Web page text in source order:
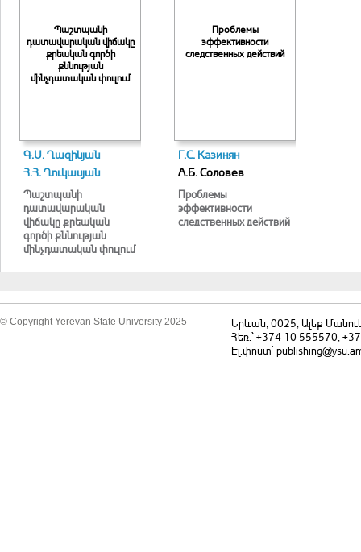
Պաշտպանի
դատավարական վիճակը
քրեական գործի
քննության
մինչդատական փուլում
Գ.Ս. Ղազինյան
Հ.Հ. Ղուկասյան
Պաշտպանի
դատավարական
վիճակը քրեական
գործի քննության
մինչդատական փուլում
Проблемы
эффективности
следственных действий
Г.С. Казинян
А.Б. Соловев
Проблемы
эффективности
следственных действий
© Copyright Yerevan State University 2025
Երևան, 0025, Ալեք
Հեռ.` +374 10 555570,
Էլ.փոստ`